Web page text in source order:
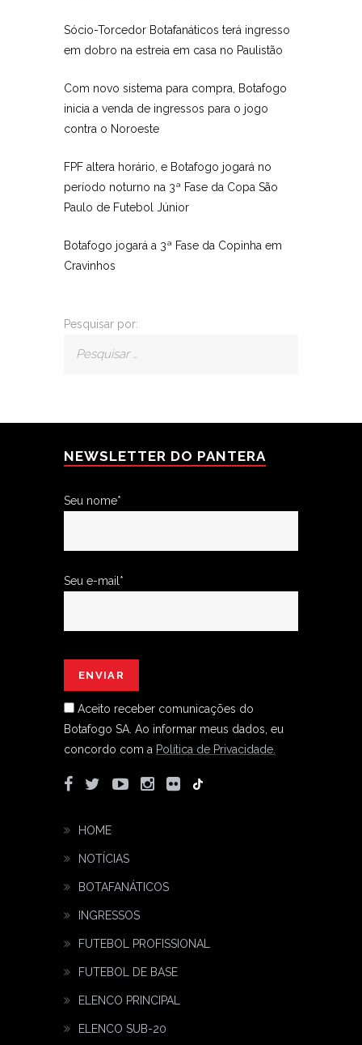
Sócio-Torcedor Botafanáticos terá ingresso
em dobro na estreia em casa no Paulistão
Com novo sistema para compra, Botafogo
inicia a venda de ingressos para o jogo
contra o Noroeste
FPF altera horário, e Botafogo jogará no
período noturno na 3ª Fase da Copa São
Paulo de Futebol Júnior
Botafogo jogará a 3ª Fase da Copinha em
Cravinhos
Pesquisar por:
NEWSLETTER DO PANTERA
Seu nome*
Seu e-mail*
Aceito receber comunicações do
Botafogo SA. Ao informar meus dados, eu
concordo com a Política de Privacidade.
HOME
NOTÍCIAS
BOTAFANÁTICOS
INGRESSOS
FUTEBOL PROFISSIONAL
FUTEBOL DE BASE
ELENCO PRINCIPAL
ELENCO SUB-20